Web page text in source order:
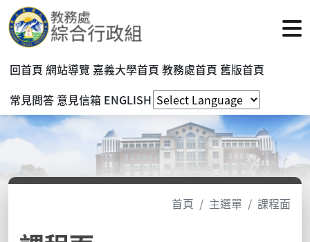
回首頁 網站導覽 嘉義大學首頁 教務處首頁 舊版首頁
常見問答 意見信箱 ENGLISH
首頁 主選單 課程面